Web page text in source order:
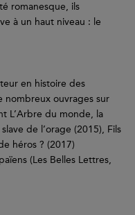
romanesque, ils
à un haut niveau : le
en histoire des
nombreux ouvrages sur
L’Arbre du monde, la
de l’orage (2015), Fils
héros ? (2017)
(Les Belles Lettres,